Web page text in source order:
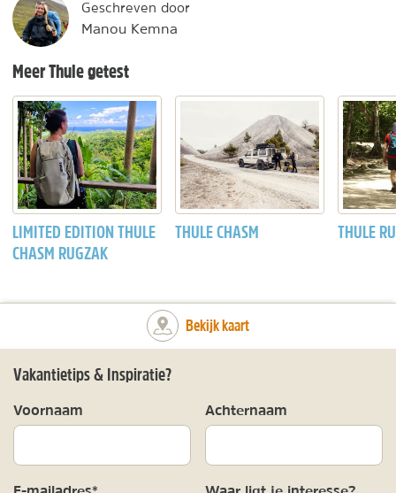
Geschreven door
Manou Kemna
Meer Thule getest
LIMITED EDITION THULE
CHASM RUGZAK
THULE CHASM THULE
Bekijk kaart
Vakantietips & Inspiratie?
Voornaam Achternaam